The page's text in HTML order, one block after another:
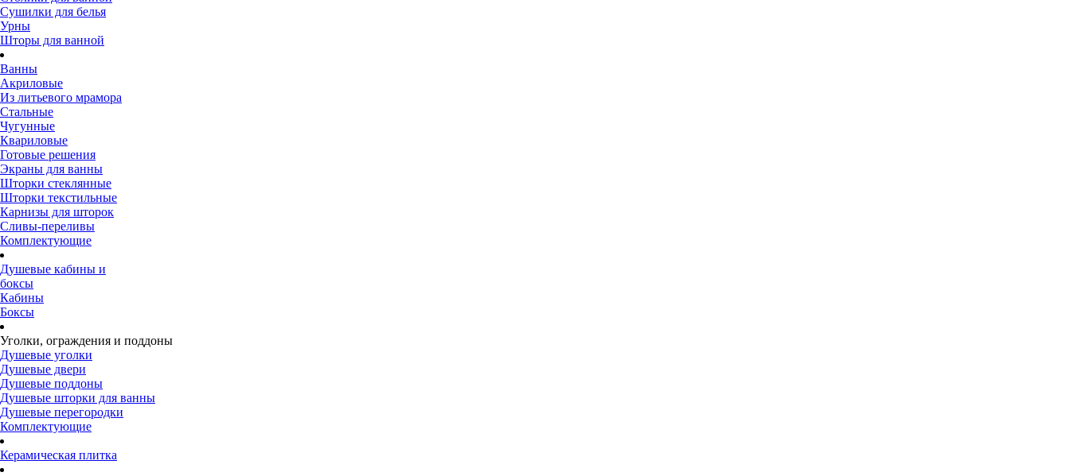
Сушилки для белья
Урны
Шторы для ванной
Ванны
Акриловые
Из литьевого мрамора
Стальные
Чугунные
Квариловые
Готовые решения
Экраны для ванны
Шторки стеклянные
Шторки текстильные
Карнизы для шторок
Сливы-переливы
Комплектующие
Душевые кабины и
боксы
Кабины
Боксы
Уголки, ограждения и поддоны
Душевые уголки
Душевые двери
Душевые поддоны
Душевые шторки для ванны
Душевые перегородки
Комплектующие
Керамическая плитка